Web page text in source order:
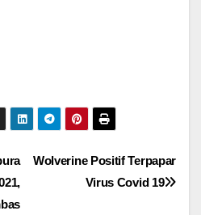
Wolverine Positif Terpapar
Virus Covid 19